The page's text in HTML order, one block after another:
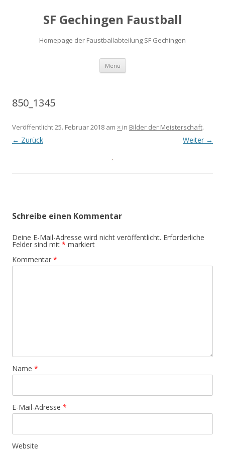
SF Gechingen Faustball
Homepage der Faustballabteilung SF Gechingen
Menü Zum
springen
850_1345
Veröffentlicht25. Februar 2018 am × in Bilder der Meisterschaft.
← Zurück Weiter →
Schreibe einen Kommentar
Deine E-Mail-Adresse wird nicht veröffentlicht. Erforderliche
Felder sind mit * markiert
Kommentar *
Name *
E-Mail-Adresse *
Website